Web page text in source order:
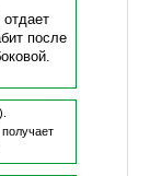
отдает
после
получает